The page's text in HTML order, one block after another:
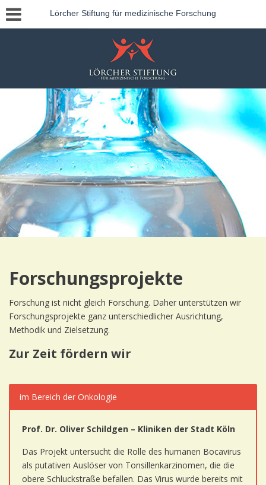
Lörcher Stiftung für medizinische Forschung
Forschungsprojekte
Forschung ist nicht gleich Forschung. Daher unterstützen wir
Forschungsprojekte ganz unterschiedlicher Ausrichtung,
Methodik und Zielsetzung.
Zur Zeit fördern wir
im Bereich der Onkologie
Prof. Dr. Oliver Schildgen – Kliniken der Stadt Köln
Das Projekt untersucht die Rolle des humanen Bocavirus
als putativen Auslöser von Tonsillenkarzinomen, die die
obere Schluckstraße befallen. Das Virus wurde bereits mit